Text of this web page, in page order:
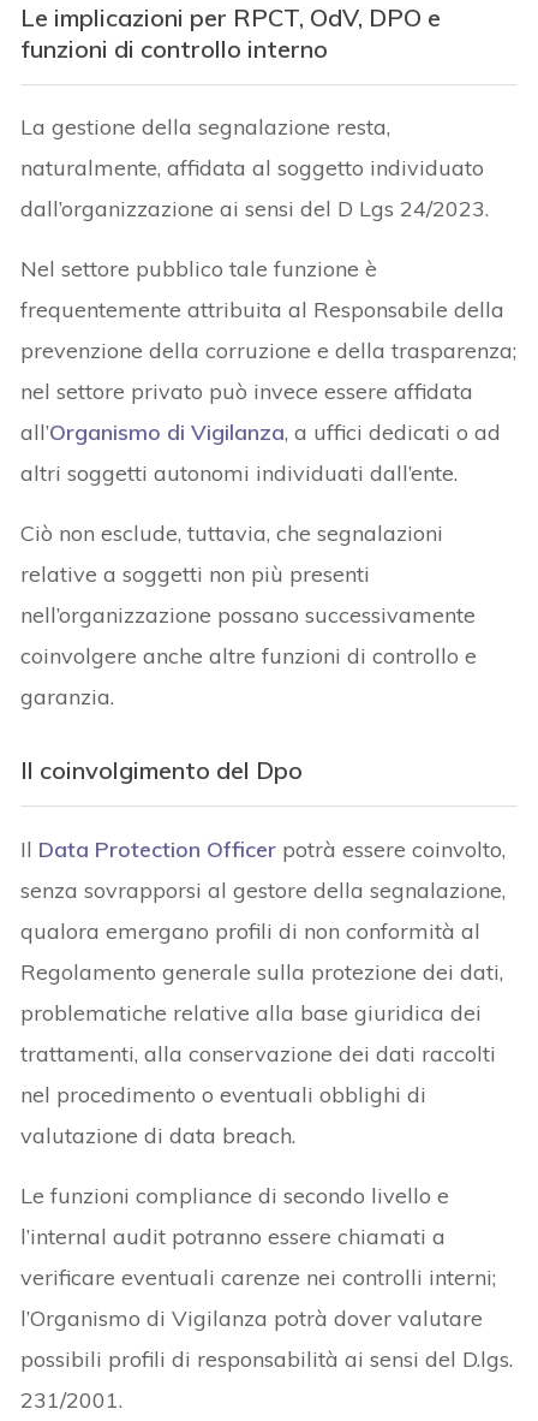
Le implicazioni per RPCT, OdV, DPO e
funzioni di controllo interno
La gestione della segnalazione resta,
naturalmente, affidata al soggetto individuato
dall’organizzazione ai sensi del D Lgs 24/2023.
Nel settore pubblico tale funzione è
frequentemente attribuita al Responsabile della
prevenzione della corruzione e della trasparenza;
nel settore privato può invece essere affidata
all’Organismo di Vigilanza, a uffici dedicati o ad
altri soggetti autonomi individuati dall’ente.
Ciò non esclude, tuttavia, che segnalazioni
relative a soggetti non più presenti
nell’organizzazione possano successivamente
coinvolgere anche altre funzioni di controllo e
garanzia.
Il coinvolgimento del Dpo
Il Data Protection Officer potrà essere coinvolto,
senza sovrapporsi al gestore della segnalazione,
qualora emergano profili di non conformità al
Regolamento generale sulla protezione dei dati,
problematiche relative alla base giuridica dei
trattamenti, alla conservazione dei dati raccolti
nel procedimento o eventuali obblighi di
valutazione di data breach.
Le funzioni compliance di secondo livello e
l’internal audit potranno essere chiamati a
verificare eventuali carenze nei controlli interni;
l’Organismo di Vigilanza potrà dover valutare
possibili profili di responsabilità ai sensi del D.lgs.
231/2001.